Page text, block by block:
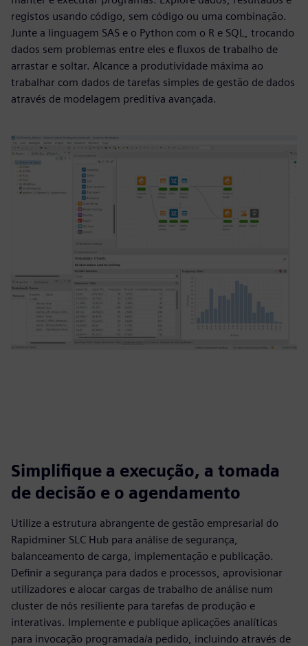
registos usando código, sem código ou uma combinação.
Junte a linguagem SAS e o Python com o R e SQL, trocando
dados sem problemas entre eles e fluxos de trabalho de
arrastar e soltar. Alcance a produtividade máxima ao
trabalhar com dados de tarefas simples de gestão de dados
através de modelagem preditiva avançada.
Simplifique a execução, a tomada
de decisão e o agendamento
Utilize a estrutura abrangente de gestão empresarial do
Rapidminer SLC Hub para análise de segurança,
balanceamento de carga, implementação e publicação.
Definir a segurança para dados e processos, aprovisionar
utilizadores e alocar cargas de trabalho de análise num
cluster de nós resiliente para tarefas de produção e
interativas. Implemente e publique aplicações analíticas
para invocação programada/a pedido, incluindo através de